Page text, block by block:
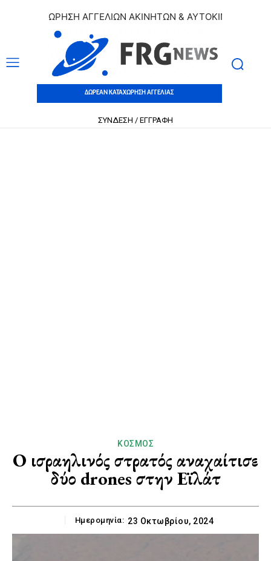
ΑΓΓΕΛΙΩΝ ΑΚΙΝΗΤΩΝ & ΑΥΤΟΚΙΝΗΤΩΝ |
ΔΩΡΕΑΝ ΚΑΤΑΧΩΡΗΣΗ ΑΓΓΕΛΙΑΣ
ΣΥΝΔΕΣΗ / ΕΓΓΡΑΦΗ
ΚΌΣΜΟΣ
O ισραηλινός στρατός αναχαίτισε
δύο drones στην Εϊλάτ
Ημερομηνία: 23 Οκτωβρίου, 2024